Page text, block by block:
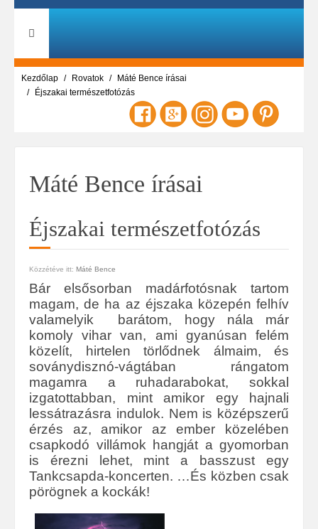
Kezdőlap Rovatok
Máté Bence írásai
Éjszakai természetfotózás
Máté Bence írásai
Éjszakai természetfotózás
Közzétéve itt: Máté Bence
Bár elsősorban madárfotósnak tartom
magam, de ha az éjszaka közepén felhív
valamelyik barátom, hogy nála már
komoly vihar van, ami gyanúsan felém
közelít, hirtelen törlődnek álmaim, és
soványdisznó-vágtában rángatom
magamra a ruhadarabokat, sokkal
izgatottabban, mint amikor egy hajnali
lessátrazásra indulok. Nem is középszerű
érzés az, amikor az ember közelében
csapkodó villámok hangját a gyomorban
is érezni lehet, mint a basszust egy
Tankcsapda-koncerten. …És közben csak
pörögnek a kockák!